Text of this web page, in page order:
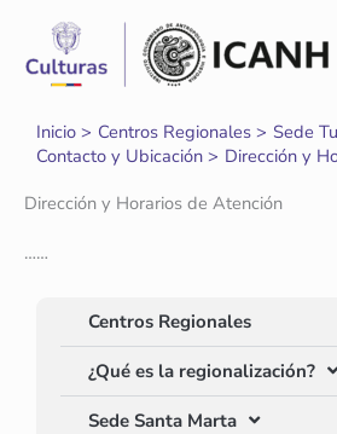
contenido
Inicio Centros Regionales
Sede
Contacto y Ubicación
Dirección y
Dirección y Horarios de Atención
……
Centros Regionales
¿Qué es la regionalización?
Sede Santa Marta